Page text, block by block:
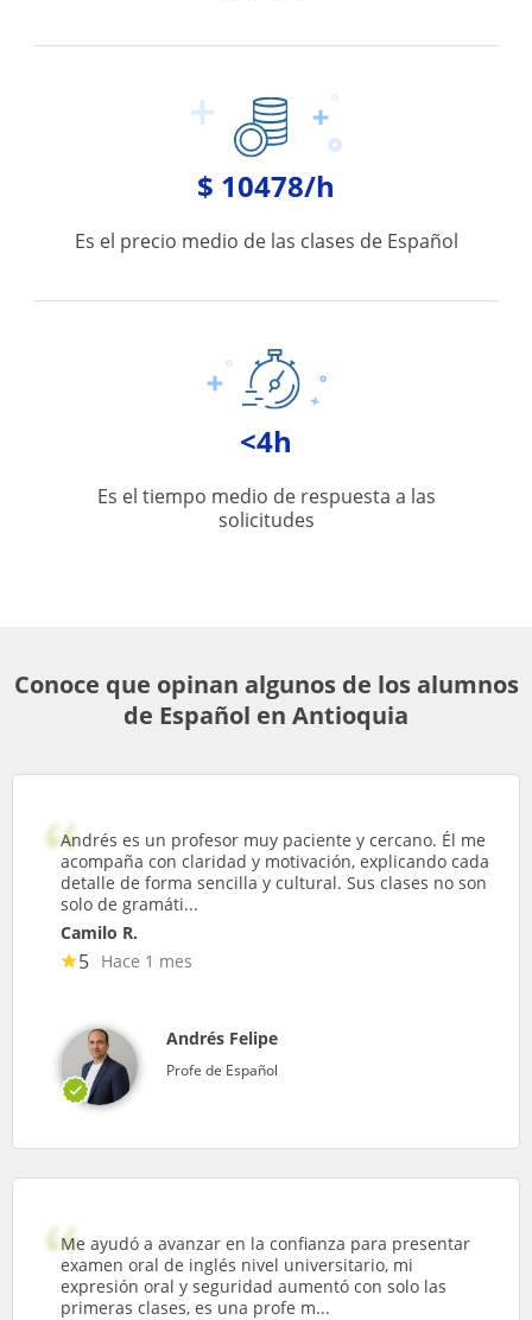
$ 10478/h
Es el precio medio de las clases de Español
<4h
Es el tiempo medio de respuesta a las
solicitudes
Conoce que opinan algunos de los alumnos
de Español en Antioquia
Andrés es un profesor muy paciente y cercano. Él me
acompaña con claridad y motivación, explicando cada
detalle de forma sencilla y cultural. Sus clases no son
solo de gramáti...
Camilo R.
5 Hace 1 mes
Andrés Felipe
Profe de Español
Me ayudó a avanzar en la confianza para presentar
examen oral de inglés nivel universitario, mi
expresión oral y seguridad aumentó con solo las
primeras clases, es una profe m...